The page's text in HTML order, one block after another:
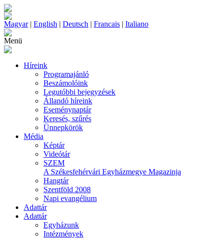
Magyar| English | Deutsch | Francais | Italiano
Menü
Híreink
Programajánló
Beszámolóink
Legutóbbi bejegyzések
Állandó híreink
Eseménynaptár
Keresés, szűrés
Ünnepkörök
Média
Képtár
Videótár
SZEM
A Székesfehérvári Egyházmegye Magazinja
Hangtár
Szentföld 2008
Napi evangélium
Adattár
Adattár
Egyházunk
Intézmények